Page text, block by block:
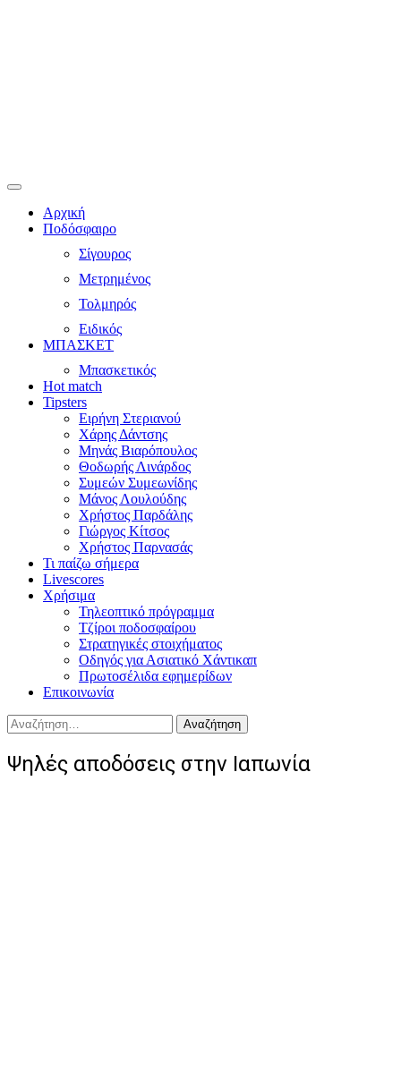
Αρχική
Ποδόσφαιρο
Σίγουρος
Μετρημένος
Τολμηρός
Ειδικός
ΜΠΑΣΚΕΤ
Μπασκετικός
Hot match
Tipsters
Ειρήνη Στεριανού
Χάρης Δάντσης
Μηνάς Βιαρόπουλος
Θοδωρής Λινάρδος
Συμεών Συμεωνίδης
Μάνος Λουλούδης
Χρήστος Παρδάλης
Γιώργος Κίτσος
Χρήστος Παρνασάς
Τι παίζω σήμερα
Livescores
Χρήσιμα
Τηλεοπτικό πρόγραμμα
Τζίροι ποδοσφαίρου
Στρατηγικές στοιχήματος
Οδηγός για Ασιατικό Χάντικαπ
Πρωτοσέλιδα εφημερίδων
Επικοινωνία
Αναζήτηση
για:
Ψηλές αποδόσεις στην Ιαπωνία